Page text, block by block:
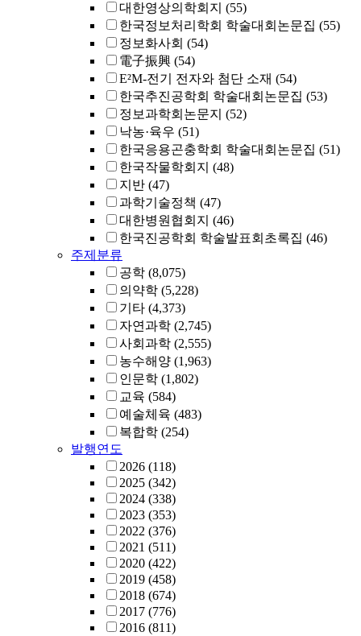
대한영상의학회지 (55)
한국정보처리학회 학술대회논문집 (55)
정보화사회 (54)
電子振興 (54)
E²M-전기 전자와 첨단 소재 (54)
한국추진공학회 학술대회논문집 (53)
정보과학회논문지 (52)
낙농·육우 (51)
한국응용곤충학회 학술대회논문집 (51)
한국작물학회지 (48)
지반 (47)
과학기술정책 (47)
대한병원협회지 (46)
한국진공학회 학술발표회초록집 (46)
주제분류
공학 (8,075)
의약학 (5,228)
기타 (4,373)
자연과학 (2,745)
사회과학 (2,555)
농수해양 (1,963)
인문학 (1,802)
교육 (584)
예술체육 (483)
복합학 (254)
발행연도
2026 (118)
2025 (342)
2024 (338)
2023 (353)
2022 (376)
2021 (511)
2020 (422)
2019 (458)
2018 (674)
2017 (776)
2016 (811)